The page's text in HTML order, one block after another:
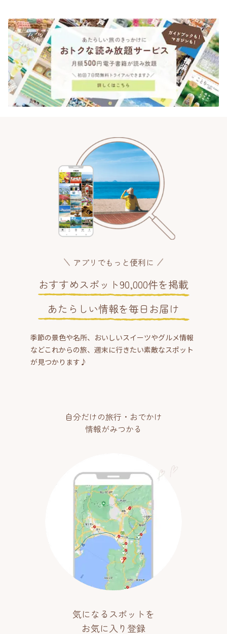
アプリでもっと便利に
おすすめスポット90,000件を掲載
あたらしい情報を毎日お届け
季節の景色や名所、おいしいスイーツやグルメ情報
などこれからの旅、週末に行きたい素敵なスポット
が見つかります♪
自分だけの旅行・おでかけ
情報がみつかる
気になるスポットを
お気に入り登録